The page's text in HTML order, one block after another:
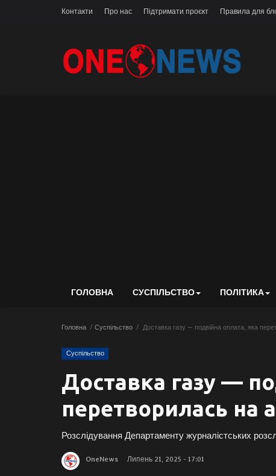
Контакти Про нас Підтримати проєкт Правила для
ГОЛОВНА СУСПІЛЬСТВО ПОЛІТИКА
Головна Суспільство Доставка газу — подвійна оплата, яка
Суспільство
Доставка газу —
перетворилась на
Розслідування Департаменту журналістських
OneNews Липень 21, 2025 - 17:01